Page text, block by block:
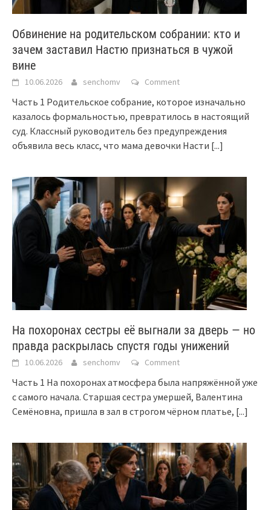
Обвинение на родительском собрании: кто и
зачем заставил Настю признаться в чужой
вине
10.06.2026 senchomv Comment
Часть 1 Родительское собрание, которое изначально
казалось формальностью, превратилось в настоящий
суд. Классный руководитель без предупреждения
объявила весь класс, что мама девочки Насти [...]
На похоронах сестры её выгнали за дверь — но
правда раскрылась спустя годы унижений
10.06.2026 senchomv Comment
Часть 1 На похоронах атмосфера была напряжённой уже
с самого начала. Старшая сестра умершей, Валентина
Семёновна, пришла в зал в строгом чёрном платье, [...]